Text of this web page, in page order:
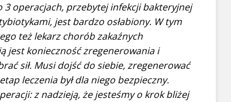
operacjach, przebytej infekcji bakteryjnej
jest bardzo osłabiony. W tym
też lekarz chorób zakaźnych
jest konieczność zregenerowania i
sił. Musi dojść do siebie, zregenerować
leczenia był dla niego bezpieczny.
z nadzieją, że jesteśmy o krok bliżej